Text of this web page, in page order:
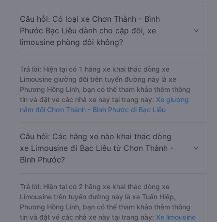
Câu hỏi: Có loại xe Chơn Thành - Bình
Phước Bạc Liêu dành cho cặp đôi, xe
limousine phòng đôi không?
Trả lời: Hiện tại có 1 hãng xe khai thác dòng xe
Limousine giường đôi trên tuyến đường này là xe
Phương Hồng Linh, bạn có thể tham khảo thêm thông
tin và đặt vé các nhà xe này tại trang này: Xe giường
nằm đôi Chơn Thành - Bình Phước đi Bạc Liêu
Câu hỏi: Các hãng xe nào khai thác dòng
xe Limousine đi Bạc Liêu từ Chơn Thành -
Bình Phước?
Trả lời: Hiện tại có 2 hãng xe khai thác dòng xe
Limousine trên tuyến đường này là xe Tuấn Hiệp,
Phương Hồng Linh, bạn có thể tham khảo thêm thông
tin và đặt vé các nhà xe này tại trang này: Xe limousine